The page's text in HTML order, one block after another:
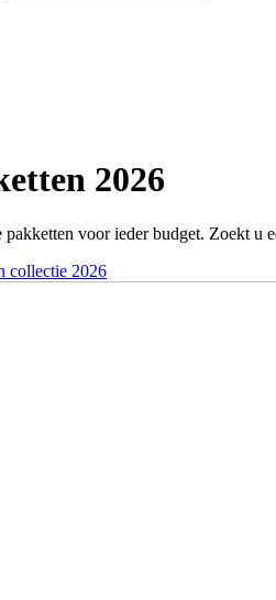
2026
pakketten voor ieder budget. Zoekt u
collectie 2026